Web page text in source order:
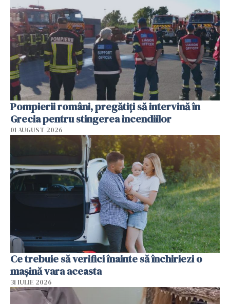
Pompierii români, pregătiţi să intervină în
Grecia pentru stingerea incendiilor
01 AUGUST 2026
Ce trebuie să verifici înainte să închiriezi o
mașină vara aceasta
31 IULIE 2026